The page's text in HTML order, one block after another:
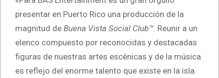
presentar en Puerto Rico una producción de la
magnitud de Buena Vista Social Club™. Reunir a un
elenco compuesto por reconocidas y destacadas
figuras de nuestras artes escénicas y de la música
es reflejo del enorme talento que existe en la isla.